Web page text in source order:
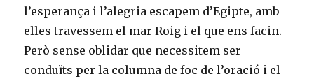
l’esperança i l’alegria escapem d’Egipte, amb
elles travessem el mar Roig i el que ens facin.
Però sense oblidar que necessitem ser
conduïts per la columna de foc de l’oració i el